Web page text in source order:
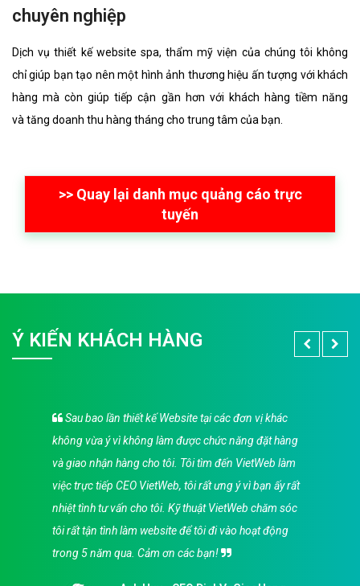
chuyên nghiệp
Dịch vụ thiết kế website spa, thẩm mỹ viện của chúng tôi không
chỉ giúp bạn tạo nên một hình ảnh thương hiệu ấn tượng với khách
hàng mà còn giúp tiếp cận gần hơn với khách hàng tiềm năng
và tăng doanh thu hàng tháng cho trung tâm của bạn.
>> Quay lại danh mục quảng cáo trực
tuyến
Ý KIẾN KHÁCH HÀNG
Sau bao lần thiết kế Website tại các đơn vị khác
không vừa ý vì không làm được chức năng đặt hàng
và giao nhận hàng cho tôi. Tôi tìm đến VietWeb làm
việc trực tiếp CEO VietWeb, tôi rất ưng ý vì bạn ấy rất
nhiệt tình tư vấn cho tôi. Kỹ thuật VietWeb chăm sóc
tôi rất tận tình làm website để tôi đi vào hoạt động
trong 5 năm qua. Cảm ơn các bạn!